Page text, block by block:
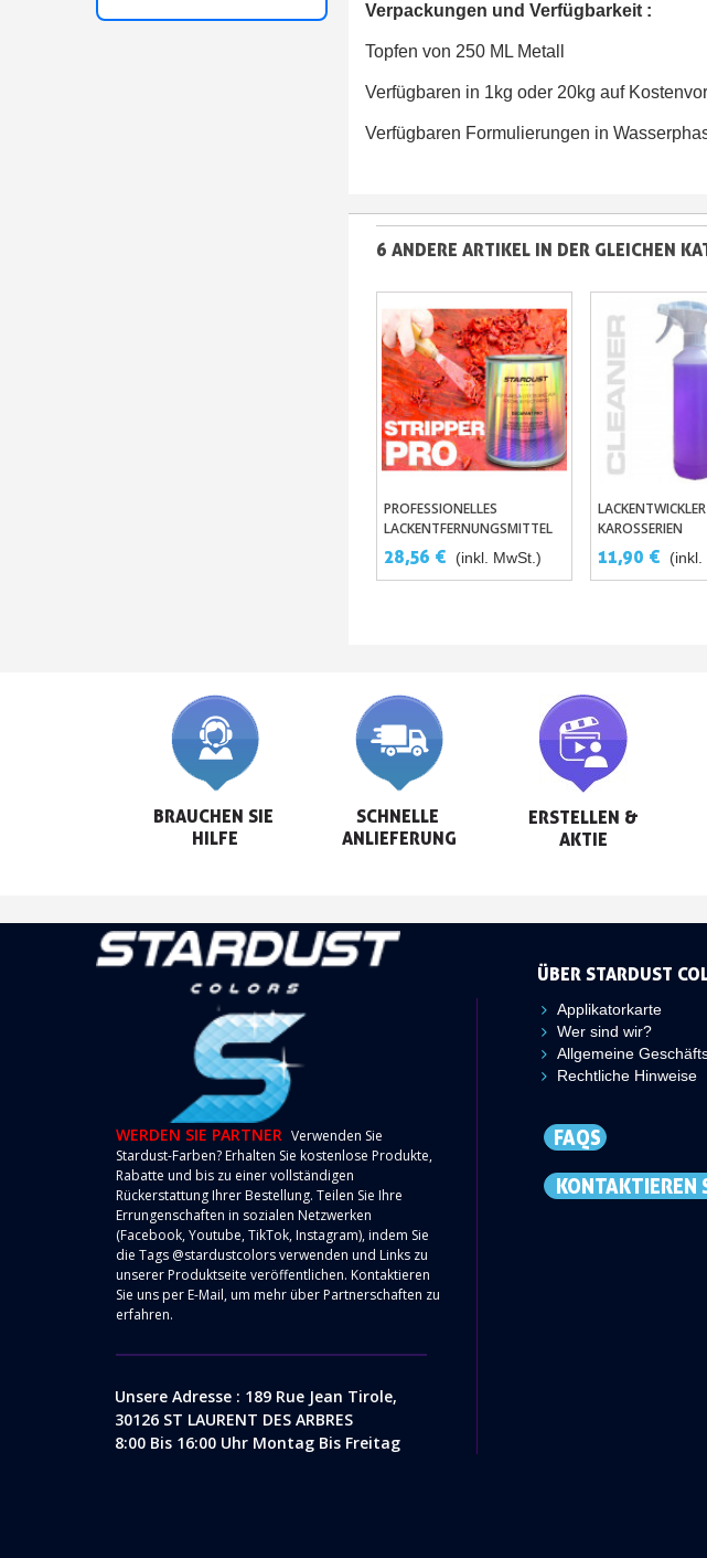
Verpackungen und Verfügbarkeit :
Topfen von 250 ML Metall
Verfügbaren in 1kg oder 20kg auf
Verfügbaren Formulierungen in
6 ANDERE ARTIKEL IN DER GLEICHEN
In Den Warenkorb
PROFESSIONELLES
LACKENTFERNUNGSMITTEL
FÜR 1C- UND 2C-LACKE -
LACKENTFERNER FÜR
28,56 € (inkl. MwSt.)
In Den
KAROSSERIEN
11,90 € (inkl.
BRAUCHEN SIE
HILFE
SCHNELLE
ANLIEFERUNG
ERSTELLEN &
AKTIE
WERDEN SIE PARTNER Verwenden Sie
Stardust-Farben? Erhalten Sie kostenlose Produkte,
Rabatte und bis zu einer vollständigen
Rückerstattung Ihrer Bestellung. Teilen Sie Ihre
Errungenschaften in sozialen Netzwerken
(Facebook, Youtube, TikTok, Instagram), indem Sie
die Tags @stardustcolors verwenden und Links zu
unserer Produktseite veröffentlichen. Kontaktieren
Sie uns perE-Mail, um mehr über Partnerschaften zu
erfahren.
Unsere Adresse : 189 Rue Jean Tirole,
30126 ST LAURENT DES ARBRES
8:00 Bis 16:00 Uhr Montag Bis Freitag
ÜBER STARDUST
Applikatorkarte
Wer sind wir?
Allgemeine
Rechtliche Hinweise
FAQS
KONTAKTIEREN